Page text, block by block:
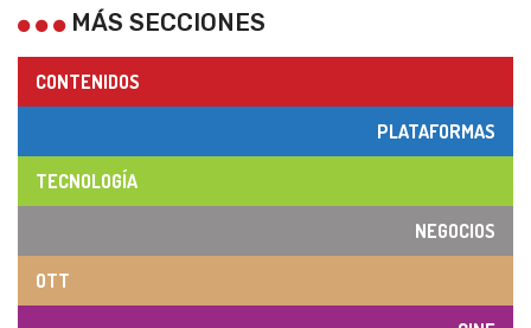
MÁS SECCIONES
CONTENIDOS
PLATAFORMAS
TECNOLOGÍA
NEGOCIOS
OTT